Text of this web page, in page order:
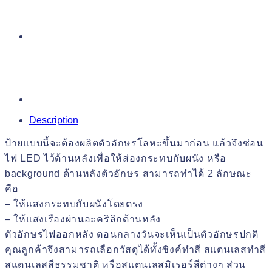
Description
ป้ายแบบนี้จะต้องผลิตตัวอักษรโลหะขึ้นมาก่อน แล้วจึงซ่อน
ไฟ LED ไว้ด้านหลังเพื่อให้ส่องกระทบกับผนัง หรือ
background ด้านหลังตัวอักษร สามารถทำได้ 2 ลักษณะ
คือ
– ให้แสงกระทบกับผนังโดยตรง
– ให้แสงเรืองผ่านอะคริลิกด้านหลัง
ตัวอักษรไฟออกหลัง ตอนกลางวันจะเห็นเป็นตัวอักษรปกติ
คุณลูกค้าจึงสามารถเลือกวัสดุได้ทั้งซิงค์ทำสี สแตนเลสทำสี
สแตนเลสสีธรรมชาติ หรือสแตนเลสมิเรอร์สีต่างๆ ส่วน